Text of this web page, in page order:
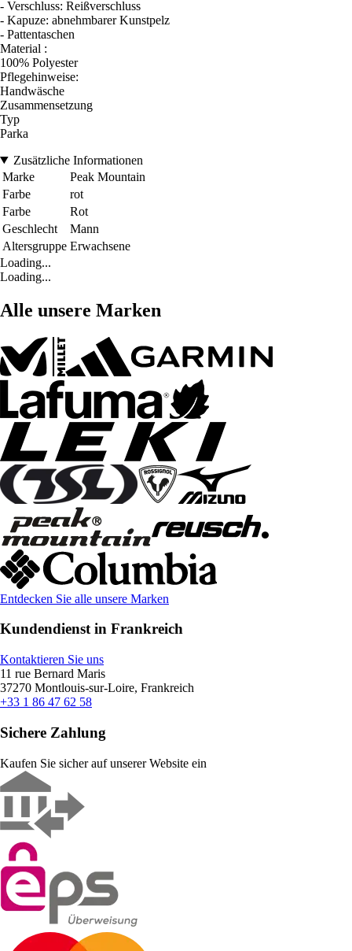
- Verschluss: Reißverschluss
- Kapuze: abnehmbarer Kunstpelz
- Pattentaschen
Material :
100% Polyester
Pflegehinweise:
Handwäsche
Zusammensetzung
Typ
Parka
Zusätzliche Informationen
Marke
Peak Mountain
Farbe
rot
Farbe
Rot
Geschlecht
Mann
Altersgruppe Erwachsene
Loading...
Loading...
Alle unsere Marken
Entdecken Sie alle unsere Marken
Kundendienst in Frankreich
Kontaktieren Sie uns
11 rue Bernard Maris
37270 Montlouis-sur-Loire, Frankreich
+33 1 86 47 62 58
Sichere Zahlung
Kaufen Sie sicher auf unserer Website ein